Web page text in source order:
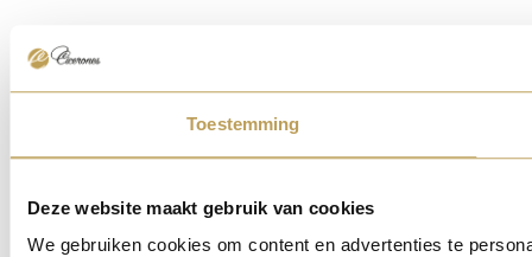
Toestemming
Deze website maakt gebruik van cookies
We gebruiken cookies om content en advertenties te